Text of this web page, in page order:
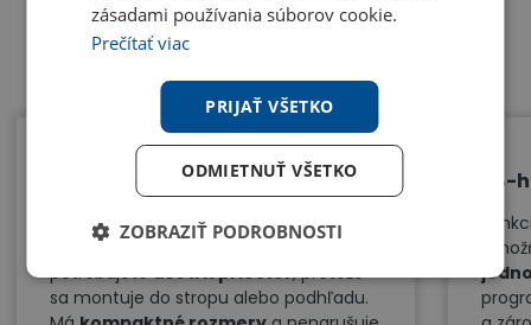
Úspora priestoru
Kazetová klimatizácia je ideálnym
riešením pre miestnosti, kde
potrebujeteušetriť priestor, pretože
sa montuje do stropu alebo podhľadu.
zásadami používania súborov cookie.
Prečítať viac
PRIJAŤ VŠETKO
ODMIETNUŤ VŠETKO
ZOBRAZIŤ PODROBNOSTI